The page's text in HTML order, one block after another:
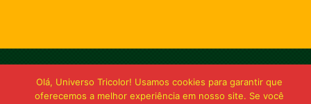
Olá, Universo Tricolor! Usamos cookies para garantir que
oferecemos a melhor experiência em nosso site. Se você